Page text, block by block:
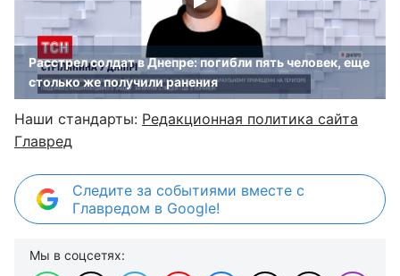
Расстрел солдат в Днепре: погибли пять человек, еще
столько же получили ранения
Наши стандарты: Редакционная политика сайта
Главред
Следите за событиями вместе с
Главредом в Google!
Мы в соцсетях: